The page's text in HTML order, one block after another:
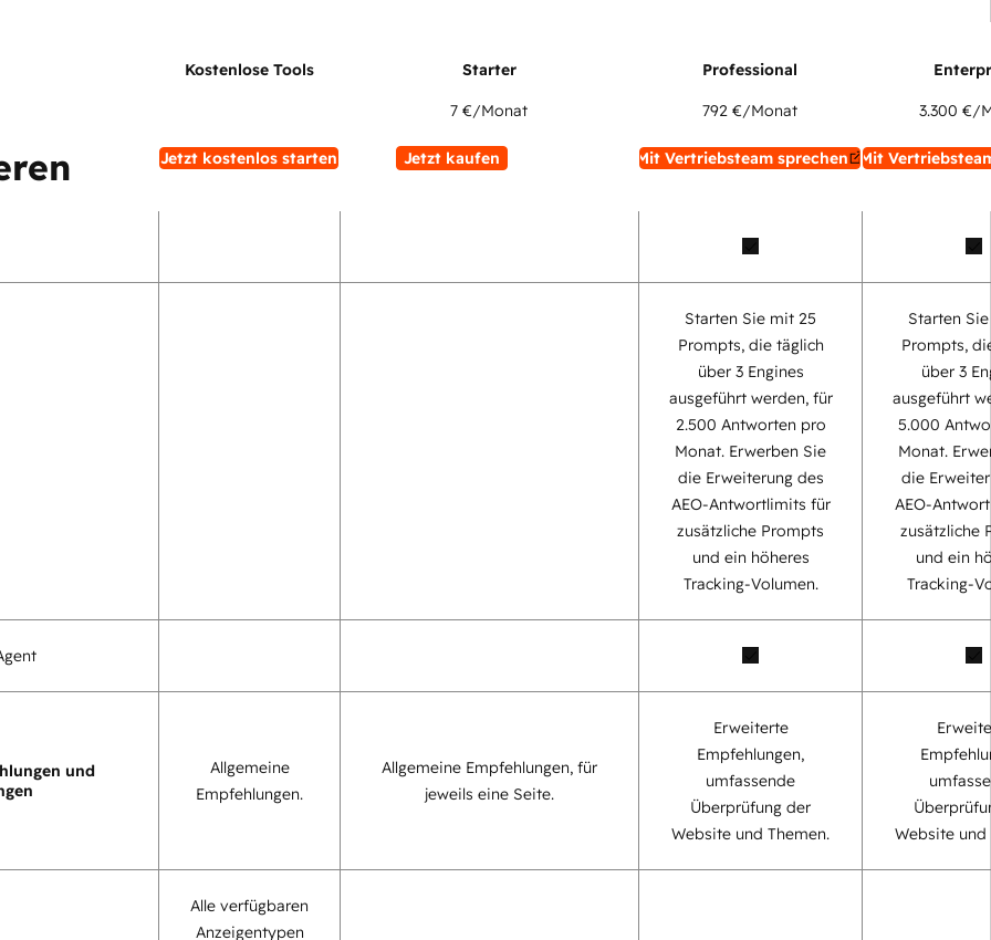
Jetzt kostenlos starten
7 €/Monat
Jetzt kaufen
792 €/Monat
Mit Vertriebsteam sprechen
3.300 €/
Mit
Starten Sie mit 25
Prompts, die täglich
über 3 Engines
ausgeführt werden, für
2.500 Antworten pro
Monat. Erwerben Sie
die Erweiterung des
AEO-Antwortlimits für
zusätzliche Prompts
und ein höheres
Tracking-Volumen.
Starten
Prompts,
über 3
ausgeführt
5.000
Monat.
die
AEO-
zusätzliche
und ein
Tracking-
und
Allgemeine
Empfehlungen.
Allgemeine Empfehlungen, für
jeweils eine Seite.
Erweiterte
Empfehlungen,
umfassende
Überprüfung der
Website und Themen.
Website und
Alle verfügbaren
Anzeigentypen